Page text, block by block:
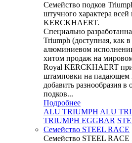
Семейство подков
штучного характера
KERCKHAERT.
Специально
Triumph (доступная, как
алюминиевом
хитом продаж на
Royal KERCKHAERT
штамповки на падающем
добавить разнообразия в
подков...
Подробнее
ALU TRIUMPH ALU
TRIUMPH EGGBAR
Семейство STEEL RACE
Семейство STEEL RACE